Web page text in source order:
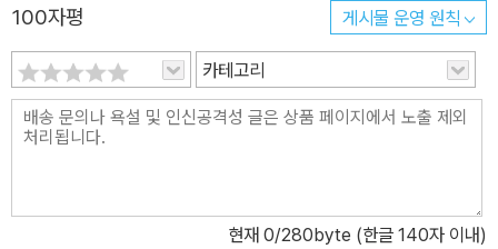
는 서로의 슬픔을 직시하기보다는 그저 “서로를 옮겨 놓기도 하”는
슬픔에 닿지 못하고 가면을 쓴 것처럼 언어의 표면에서 우리는 머물
러 있다. 그럼에도 불구하고 미아들은 미끄러지는 말들을 끊임없이
건네면서 발걸음을 옮긴다. 시인의 일상에서, 사회의 불합리한 구조
걸까. 혹시 그들이 배우 자신인 건 아닐까. ■ 영원히 끝나지 않을 태
100자평 게시물 운영 원칙
카테고리
현재 0/280byte (한글 140자 이내)